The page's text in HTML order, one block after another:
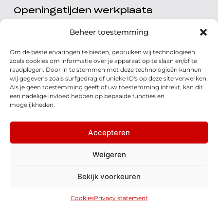
Beheer toestemming
Om de beste ervaringen te bieden, gebruiken wij technologieën
zoals cookies om informatie over je apparaat op te slaan en/of te
raadplegen. Door in te stemmen met deze technologieën kunnen
wij gegevens zoals surfgedrag of unieke ID's op deze site verwerken.
Als je geen toestemming geeft of uw toestemming intrekt, kan dit
een nadelige invloed hebben op bepaalde functies en
mogelijkheden.
Accepteren
Weigeren
Bekijk voorkeuren
CookiesPrivacy statement
Openingstijden werkplaats
Maandag t/m vrijdag
08.00 tot 17.00 uur
Zondag
Gesloten
Volg ons
© 2026 - Honda Welman
Algemene voorwaarden
Realisatie: QStylez